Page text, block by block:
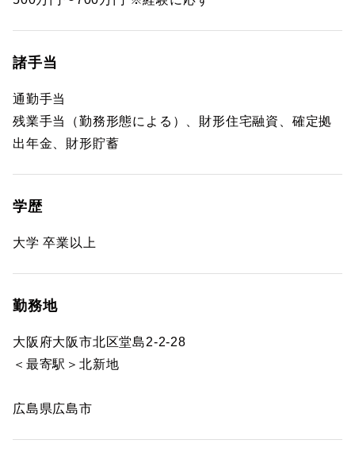
諸手当
通勤手当
残業手当（勤務形態による）、財形住宅融資、確定拠
出年金、財形貯蓄
学歴
大学 卒業以上
勤務地
大阪府大阪市北区堂島2-2-28
＜最寄駅＞北新地
広島県広島市